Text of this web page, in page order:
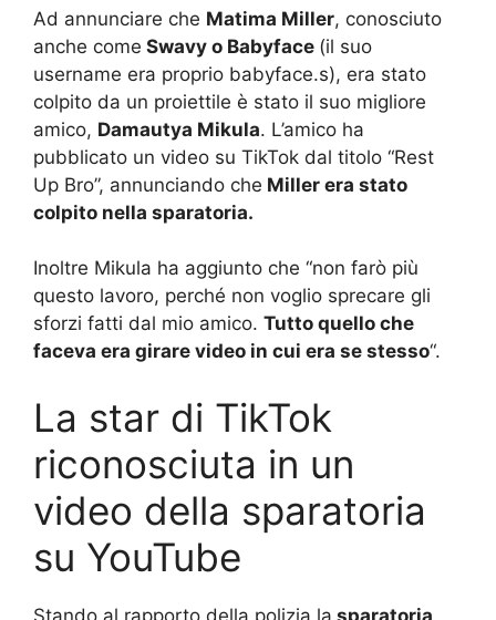
Ad annunciare che Matima Miller, conosciuto
anche come Swavy o Babyface (il suo
username era proprio babyface.s), era stato
colpito da un proiettile è stato il suo migliore
amico, Damautya Mikula. L’amico ha
pubblicato un video su TikTok dal titolo “Rest
Up Bro”, annunciando che Miller era stato
colpito nella sparatoria.
Inoltre Mikula ha aggiunto che “non farò più
questo lavoro, perché non voglio sprecare gli
sforzi fatti dal mio amico. Tutto quello che
faceva era girare video in cui era se stesso“.
La star di TikTok
riconosciuta in un
video della sparatoria
su YouTube
Stando al rapporto della polizia la sparatoria